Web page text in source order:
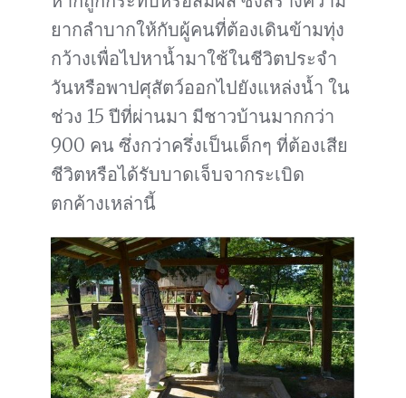
ยากลำบากให้กับผู้คนที่ต้องเดินข้ามทุ่ง
กว้างเพื่อไปหาน้ำมาใช้ในชีวิตประจำ
วันหรือพาปศุสัตว์ออกไปยังแหล่งน้ำ ใน
ช่วง 15 ปีที่ผ่านมา มีชาวบ้านมากกว่า
900 คน ซึ่งกว่าครึ่งเป็นเด็กๆ ที่ต้องเสีย
ชีวิตหรือได้รับบาดเจ็บจากระเบิด
ตกค้างเหล่านี้